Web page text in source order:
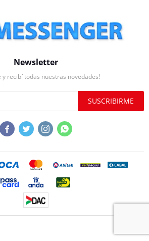
Newsletter
y recibí todas nuestras novedades!
SUSCRIBIRME
   